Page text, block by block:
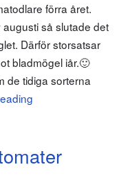
förra året.
så slutade det
Därför storsatsar
bladmögel iår.🙂
de tidiga sorterna